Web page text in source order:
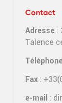
Contact
Adresse :
Talence
Fax :
e-mail :